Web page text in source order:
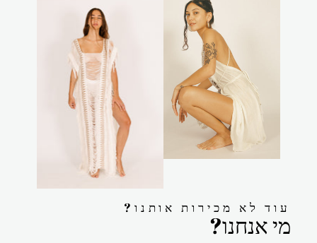
?עוד לא מכירות אותנו
?מי אנחנו